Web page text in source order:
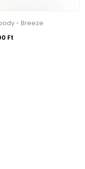
- Breeze
Ft